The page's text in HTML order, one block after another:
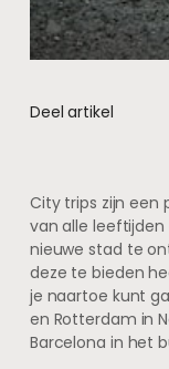
Deel artikel
City trips zijn een
van alle
nieuwe stad te
deze te bieden
je naartoe kunt
en Rotterdam in
Barcelona in het